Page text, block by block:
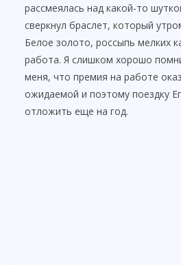
рассмеялась над какой-то
сверкнул браслет, который
Белое золото, россыпь мелких
работа. Я слишком хорошо
меня, что премия на работе
ожидаемой и поэтому поездку
отложить еще на год.